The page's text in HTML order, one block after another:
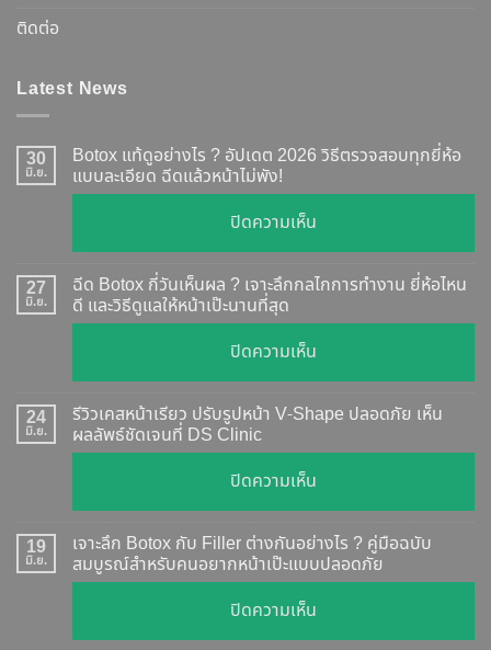
ติดต่อ
Latest News
30
มิ.ย.
Botox แท้ดูอย่างไร ? อัปเดต 2026 วิธีตรวจสอบทุกยี่ห้อ
แบบละเอียด ฉีดแล้วหน้าไม่พัง!
ปิดความเห็น
Botox
แท้
อย่างไร
อัปเดต
2026
ยี่ห้อ
แบบ
27
มิ.ย.
ฉีด Botox กี่วันเห็นผล ? เจาะลึกกลไกการทำงาน ยี่ห้อไหน
ดี และวิธีดูแลให้หน้าเป๊ะนานที่สุด
ปิดความเห็น
ฉีด
Botox
วัน
ผล
?
เจาะ
24
มิ.ย.
รีวิวเคสหน้าเรียว ปรับรูปหน้า V-Shape ปลอดภัย เห็น
ผลลัพธ์ชัดเจนที่ DS Clinic
ปิดความเห็น
รีวิว
เคส
หน้า
เรียว
19
มิ.ย.
เจาะลึก Botox กับ Filler ต่างกันอย่างไร ? คู่มือฉบับ
สมบูรณ์สำหรับคนอยากหน้าเป๊ะแบบปลอดภัย
ปิดความเห็น
เจาะ